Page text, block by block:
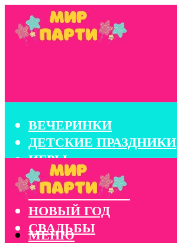
ВЕЧЕРИНКИ
ДЕТСКИЕ ПРАЗДНИКИ
ИГРЫ
КОНКУРСЫ
КОРПОРАТИВЫ
НОВЫЙ ГОД
СВАДЬБЫ
МЕНЮ